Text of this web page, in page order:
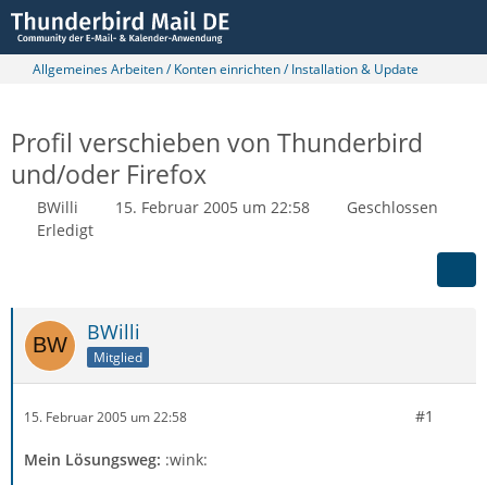
Allgemeines Arbeiten / Konten einrichten / Installation & Update
Profil verschieben von Thunderbird
und/oder Firefox
BWilli 15. Februar 2005 um 22:58
Geschlossen
Erledigt
BWilli
Mitglied
15. Februar 2005 um 22:58 #1
Mein Lösungsweg: :wink: